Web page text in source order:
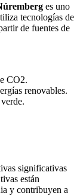
es uno
tecnologías de
de fuentes de
CO2.
renovables.
significativas
están
y contribuyen a